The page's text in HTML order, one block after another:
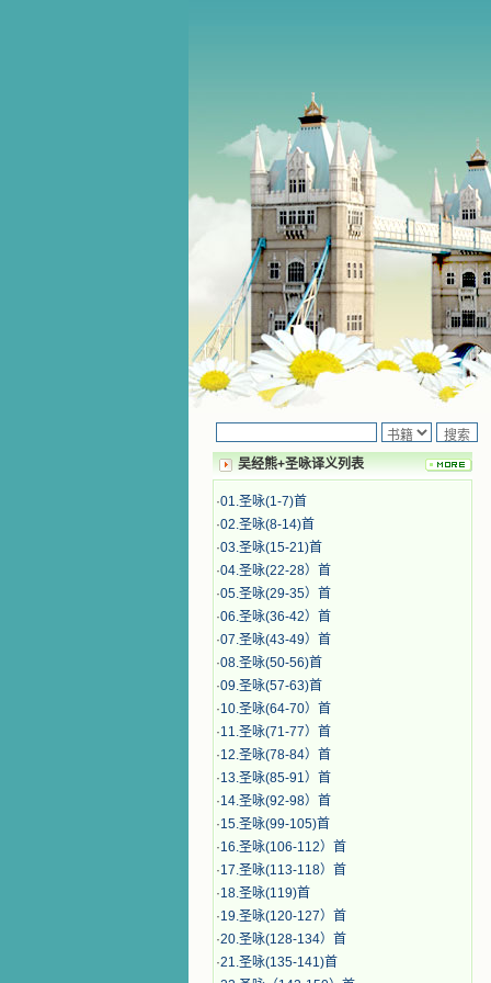
吴经熊+圣咏译义列表
·01.圣咏(1-7)首
·02.圣咏(8-14)首
·03.圣咏(15-21)首
·04.圣咏(22-28）首
·05.圣咏(29-35）首
·06.圣咏(36-42）首
·07.圣咏(43-49）首
·08.圣咏(50-56)首
·09.圣咏(57-63)首
·10.圣咏(64-70）首
·11.圣咏(71-77）首
·12.圣咏(78-84）首
·13.圣咏(85-91）首
·14.圣咏(92-98）首
·15.圣咏(99-105)首
·16.圣咏(106-112）首
·17.圣咏(113-118）首
·18.圣咏(119)首
·19.圣咏(120-127）首
·20.圣咏(128-134）首
·21.圣咏(135-141)首